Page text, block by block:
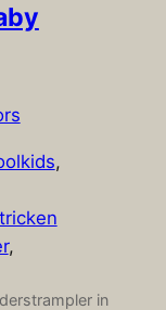
in